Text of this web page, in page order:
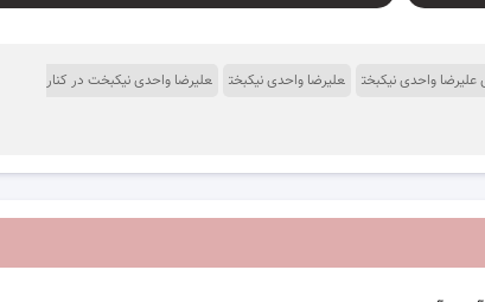
واحدی نیکبخت علیرضا واحدی نیکبخت
علیرضا واحدی نیکبخت در کنار